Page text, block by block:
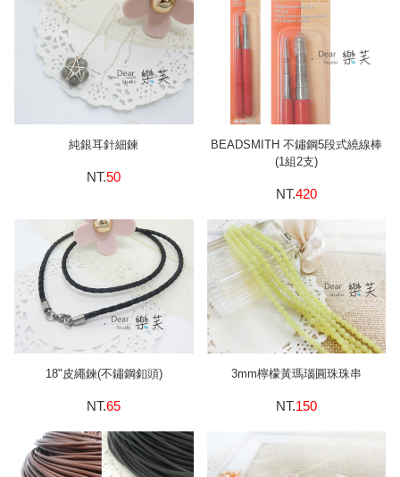
純銀耳針細鍊
NT.50
BEADSMITH 不鏽鋼5段式繞線棒
(1組2支)
NT.420
18"皮繩鍊(不鏽鋼釦頭)
NT.65
3mm檸檬黃瑪瑙圓珠珠串
NT.150